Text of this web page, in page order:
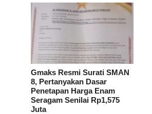
Gmaks Resmi Surati SMAN
8, Pertanyakan Dasar
Penetapan Harga Enam
Seragam Senilai Rp1,575
Juta